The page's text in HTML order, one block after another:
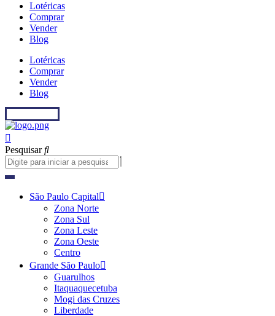
Lotéricas
Comprar
Vender
Blog
Lotéricas
Comprar
Vender
Blog
Pesquisar
São Paulo Capital
Zona Norte
Zona Sul
Zona Leste
Zona Oeste
Centro
Grande São Paulo
Guarulhos
Itaquaquecetuba
Mogi das Cruzes
Liberdade